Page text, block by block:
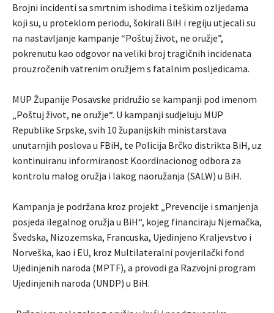
Brojni incidenti sa smrtnim ishodima i teškim ozljedama
koji su, u proteklom periodu, šokirali BiH i regiju utjecali su
na nastavljanje kampanje “Poštuj život, ne oružje”,
pokrenutu kao odgovor na veliki broj tragičnih incidenata
prouzročenih vatrenim oružjem s fatalnim posljedicama.
MUP Županije Posavske pridružio se kampanji pod imenom
„Poštuj život, ne oružje“. U kampanji sudjeluju MUP
Republike Srpske, svih 10 županijskih ministarstava
unutarnjih poslova u FBiH, te Policija Brčko distrikta BiH, uz
kontinuiranu informiranost Koordinacionog odbora za
kontrolu malog oružja i lakog naoružanja (SALW) u BiH.
Kampanja je podržana kroz projekt „Prevencije i smanjenja
posjeda ilegalnog oružja u BiH“, kojeg financiraju Njemačka,
Švedska, Nizozemska, Francuska, Ujedinjeno Kraljevstvo i
Norveška, kao i EU, kroz Multilateralni povjerilački fond
Ujedinjenih naroda (MPTF), a provodi ga Razvojni program
Ujedinjenih naroda (UNDP) u BiH.